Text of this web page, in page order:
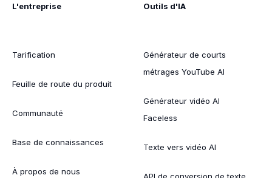
L'entreprise
Tarification
Feuille de route du produit
Communauté
Base de connaissances
À propos de nous
Outils d'IA
Générateur de courts
métrages YouTube AI
Générateur vidéo AI
Faceless
Texte vers vidéo AI